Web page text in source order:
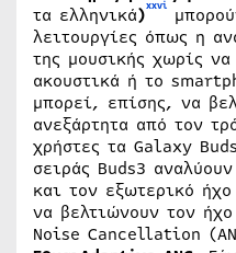
τα ελληνικά)xxvi
λειτουργίες όπως η
της μουσικής χωρίς να
ακουστικά ή το
μπορεί, επίσης, να
ανεξάρτητα από τον
χρήστες τα Galaxy
σειράς Buds3
και τον εξωτερικό
να βελτιώνουν τον
Noise Cancellation